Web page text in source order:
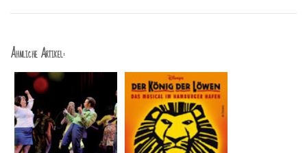
Ähnliche Artikel: